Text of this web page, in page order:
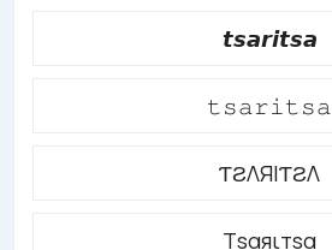
𝙩𝙨𝙖𝙧𝙞𝙩𝙨𝙖
𝚝𝚜𝚊𝚛𝚒𝚝𝚜𝚊
ƬƧΛЯIƬƧΛ
Тѕαяιтѕα